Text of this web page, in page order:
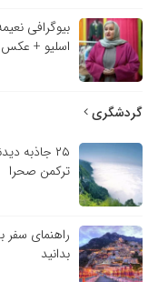
بیوگرافی
اسلیو + عکس
گردشگری
۲۵ جاذبه
ترکمن صحرا
راهنمای سفر
بدانید